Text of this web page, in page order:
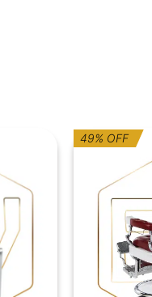
49% OFF
O
preço
era:
O
preço
atual
é: